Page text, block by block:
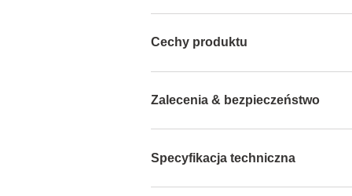
Cechy produktu
Zalecenia & bezpieczeństwo
Specyfikacja techniczna